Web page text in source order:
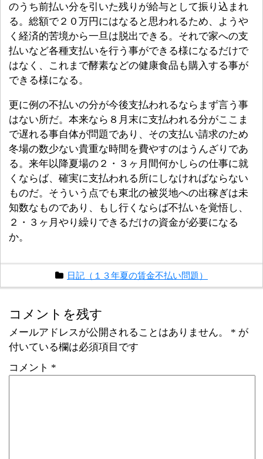
のうち前払い分を引いた残りが給与として振り込まれ
る。総額で２０万円にはなると思われるため、ようや
く経済的苦境から一旦は脱出できる。それで家への支
払いなど各種支払いを行う事ができる様になるだけで
はなく、これまで酵素などの健康食品も購入する事が
できる様になる。
更に例の不払いの分が今後支払われるならまず言う事
はない所だ。本来なら８月末に支払われる分がここま
で遅れる事自体が問題であり、その支払い請求のため
冬場の数少ない貴重な時間を費やすのはうんざりであ
る。来年以降夏場の２・３ヶ月間何かしらの仕事に就
くならば、確実に支払われる所にしなければならない
ものだ。そういう点でも東北の被災地への出稼ぎは未
知数なものであり、もし行くならば不払いを覚悟し、
２・３ヶ月やり繰りできるだけの資金が必要になる
か。
日記（１３年夏の賃金不払い問題）
コメントを残す
メールアドレスが公開されることはありません。 * が
付いている欄は必須項目です
コメント *